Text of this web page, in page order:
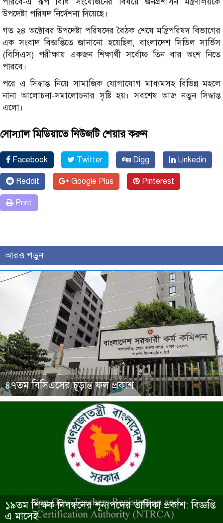
উপদেষ্টা পরিষদ নির্দেশনা দিয়েছে।
গত ২৪ অক্টোবর উপদেষ্টা পরিষদের বৈঠক শেষে মন্ত্রিপরিষদ বিভাগের
এক সংবাদ বিজ্ঞপ্তিতে জানানো হয়েছিল, বাংলাদেশ সিভিল সার্ভিস
(বিসিএস) পরীক্ষায় একজন শিক্ষার্থী সর্বোচ্চ তিন বার অংশ নিতে
পারবে।
পরে এ সিদ্ধান্ত নিয়ে সামাজিক যোগাযোগ মাধ্যমসহ বিভিন্ন মহলে
নানা আলোচনা-সমালোচনার সৃষ্টি হয়। সবশেষ আজ নতুন সিদ্ধান্ত
এলো।
সোস্যাল মিডিয়াতে নিউজটি শেয়ার করুন
Facebook Twitter Digg Linkedin
Reddit Google Plus Pinterest
Print
আরও পড়ুন
৪৭তম বিসিএসের চূড়ান্ত ফল প্রকাশ
১৯তম শিক্ষক নিবন্ধনের শূন্যপদের তালিকা প্রকাশ: বিজ্ঞপ্তি
এ মাসেই